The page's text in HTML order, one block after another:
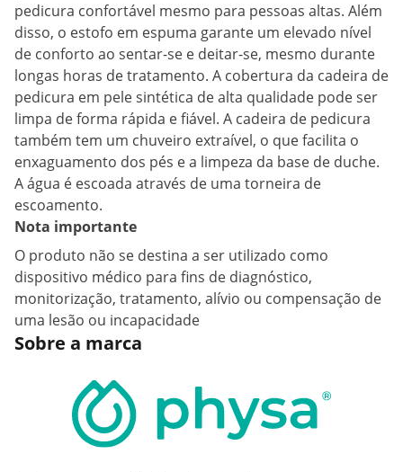
pedicura confortável mesmo para pessoas altas. Além
disso, o estofo em espuma garante um elevado nível
de conforto ao sentar-se e deitar-se, mesmo durante
longas horas de tratamento. A cobertura da cadeira de
pedicura em pele sintética de alta qualidade pode ser
limpa de forma rápida e fiável. A cadeira de pedicura
também tem um chuveiro extraível, o que facilita o
enxaguamento dos pés e a limpeza da base de duche.
A água é escoada através de uma torneira de
escoamento.
Nota importante
O produto não se destina a ser utilizado como
dispositivo médico para fins de diagnóstico,
monitorização, tratamento, alívio ou compensação de
uma lesão ou incapacidade
Sobre a marca